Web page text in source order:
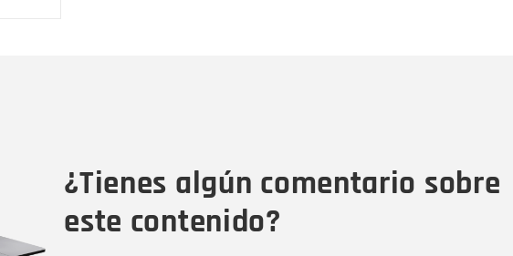
¿Tienes algún comentario sobre
este contenido?